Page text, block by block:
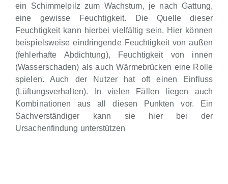
ein Schimmelpilz zum Wachstum, je nach Gattung,
eine gewisse Feuchtigkeit. Die Quelle dieser
Feuchtigkeit kann hierbei vielfältig sein. Hier können
beispielsweise eindringende Feuchtigkeit von außen
(fehlerhafte Abdichtung), Feuchtigkeit von innen
(Wasserschaden) als auch Wärmebrücken eine Rolle
spielen. Auch der Nutzer hat oft einen Einfluss
(Lüftungsverhalten). In vielen Fällen liegen auch
Kombinationen aus all diesen Punkten vor. Ein
Sachverständiger kann sie hier bei der
Ursachenfindung unterstützen